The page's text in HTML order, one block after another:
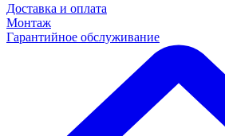
Доставка и оплата
Монтаж
Гарантийное обслуживание